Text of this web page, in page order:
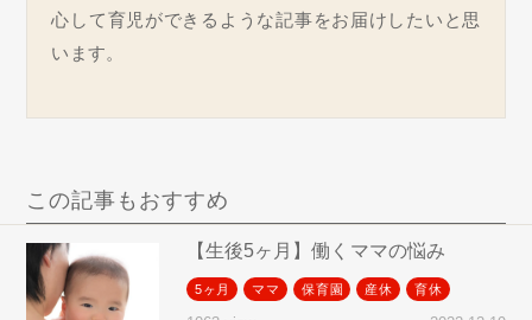
心して育児ができるような記事をお届けしたいと思
います。
この記事もおすすめ
【生後5ヶ月】働くママの悩み
5ヶ月 ママ 保育園 産休 育休